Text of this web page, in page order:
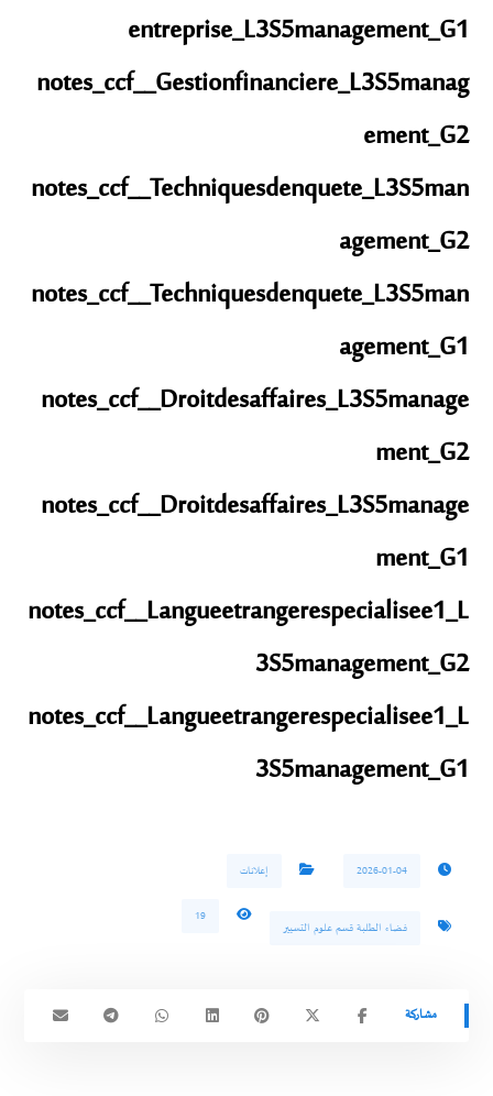
entreprise_L3S5management_G1
notes_ccf__Gestionfinanciere_L3S5manag
ement_G2
notes_ccf__Techniquesdenquete_L3S5man
agement_G2
notes_ccf__Techniquesdenquete_L3S5man
agement_G1
notes_ccf__Droitdesaffaires_L3S5manage
ment_G2
notes_ccf__Droitdesaffaires_L3S5manage
ment_G1
notes_ccf__Langueetrangerespecialisee1_L
3S5management_G2
notes_ccf__Langueetrangerespecialisee1_L
3S5management_G1
2026-01-04 إعلانات
فضاء الطلبة قسم علوم التسيير
19